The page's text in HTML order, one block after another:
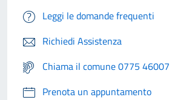
Leggi le domande frequenti
Richiedi Assistenza
Chiama il comune 0775 46007
Prenota un appuntamento